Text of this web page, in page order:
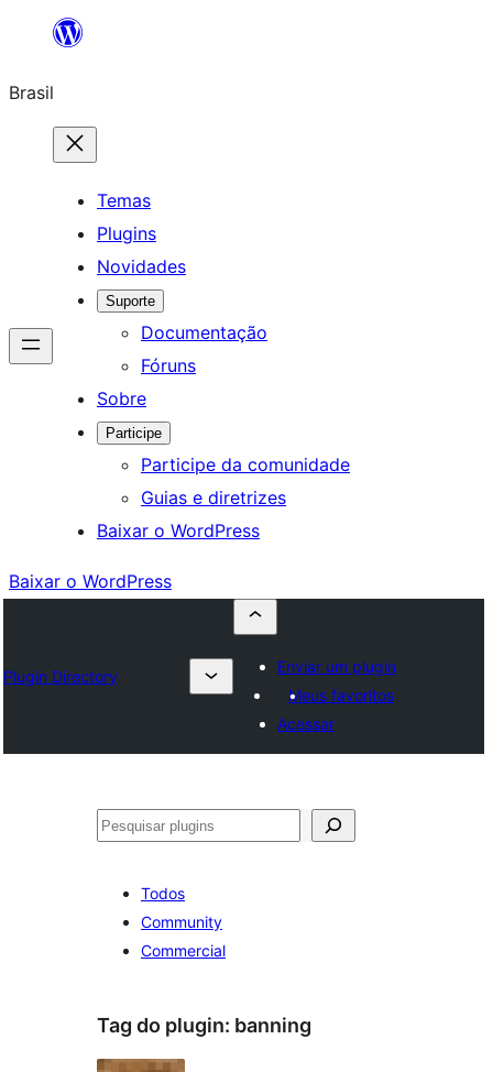
o
conteúdo
Brasil
Temas
Plugins
Novidades
Suporte
Documentação
Fóruns
Sobre
Participe
Participe da comunidade
Guias e diretrizes
Baixar o WordPress
Baixar o WordPress
Plugin Directory
Enviar um plugin
Meus favoritos
Acessar
Pesquisar
Todos
Community
Commercial
Tag do plugin: banning